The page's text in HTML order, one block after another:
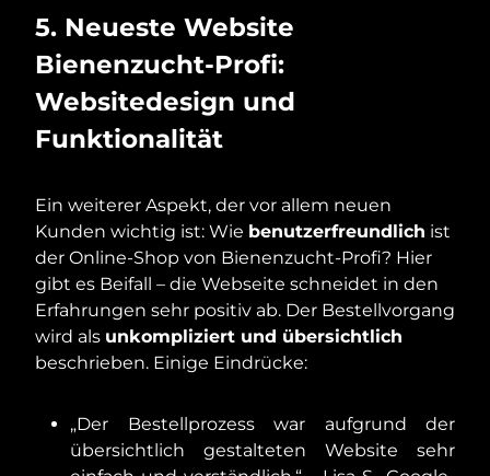
5. Neueste Website
Bienenzucht-Profi:
Websitedesign und
Funktionalität
Ein weiterer Aspekt, der vor allem neuen
Kunden wichtig ist: Wie benutzerfreundlich ist
der Online-Shop von Bienenzucht-Profi? Hier
gibt es Beifall – die Webseite schneidet in den
Erfahrungen sehr positiv ab. Der Bestellvorgang
wird als unkompliziert und übersichtlich
beschrieben. Einige Eindrücke:
„Der Bestellprozess war aufgrund der
übersichtlich gestalteten Website sehr